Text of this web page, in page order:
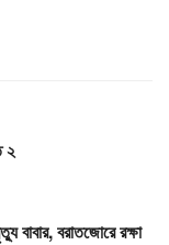
২
বাবার, বরাতজোরে রক্ষা